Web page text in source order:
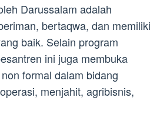
Darussalam adalah
bertaqwa, dan memiliki
baik. Selain program
ini juga membuka
formal dalam bidang
menjahit, agribisnis,